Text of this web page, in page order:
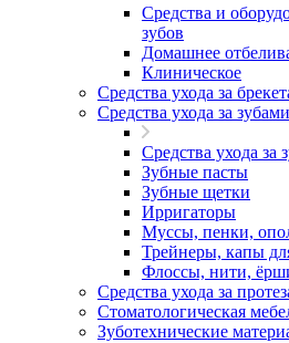
Средства и
зубов
Домашнее
Клиническое
Средства ухода за
Средства ухода за зубами
Средства ухода за
Зубные пасты
Зубные щетки
Ирригаторы
Муссы, пенки,
Трейнеры, капы
Флоссы, нити,
Средства ухода за
Стоматологическая
Зуботехнические